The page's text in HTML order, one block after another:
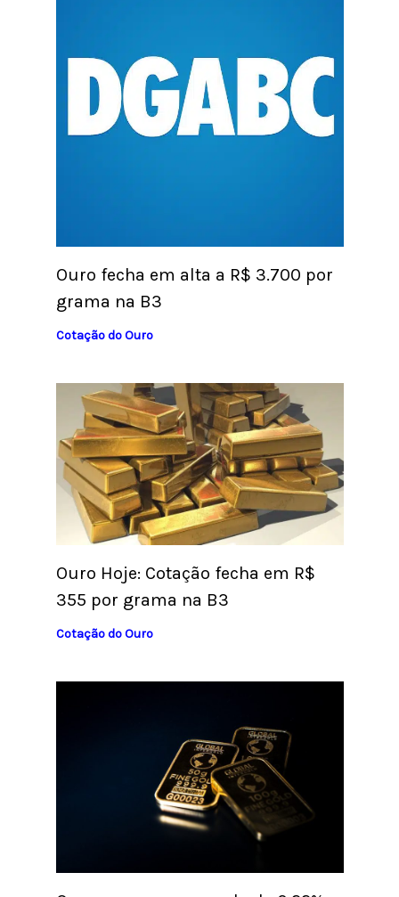
Ouro fecha em alta a R$ 3.700 por
grama na B3
Cotação do Ouro
Ouro Hoje: Cotação fecha em R$
355 por grama na B3
Cotação do Ouro